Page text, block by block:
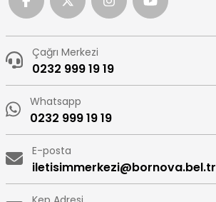
Çağrı Merkezi
0232 999 19 19
Whatsapp
0232 999 19 19
E-posta
iletisimmerkezi@bornova.bel.tr